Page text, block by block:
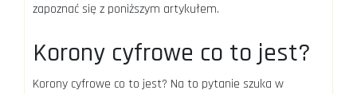
zapoznać się z poniższym artykułem.
Korony cyfrowe co to jest?
Korony cyfrowe co to jest? Na to pytanie szuka w